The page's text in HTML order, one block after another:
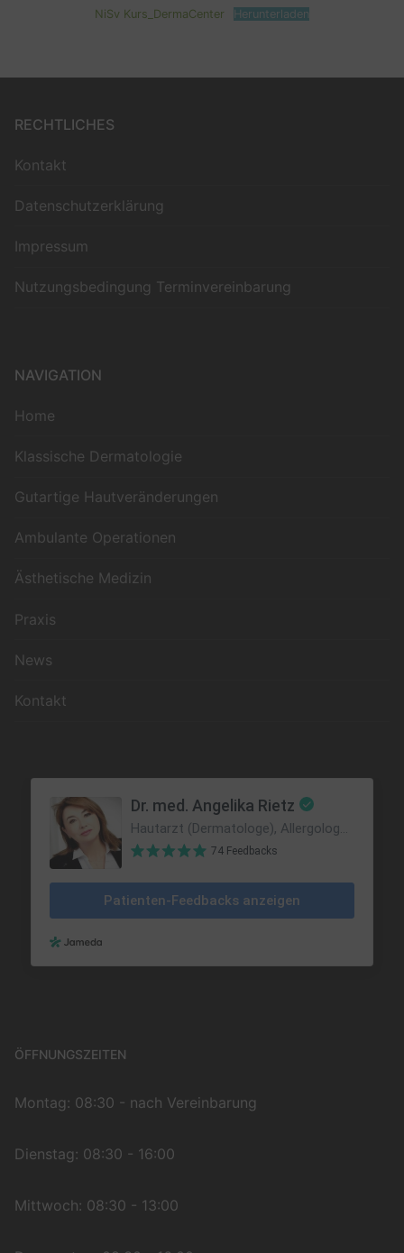
NiSv Kurs_DermaCenter Herunterladen
RECHTLICHES
Kontakt
Datenschutzerklärung
Impressum
Nutzungsbedingung Terminvereinbarung
NAVIGATION
Home
Klassische Dermatologie
Gutartige Hautveränderungen
Ambulante Operationen
Ästhetische Medizin
Praxis
News
Kontakt
ÖFFNUNGSZEITEN
Montag: 08:30 - nach Vereinbarung
Dienstag: 08:30 - 16:00
Mittwoch: 08:30 - 13:00